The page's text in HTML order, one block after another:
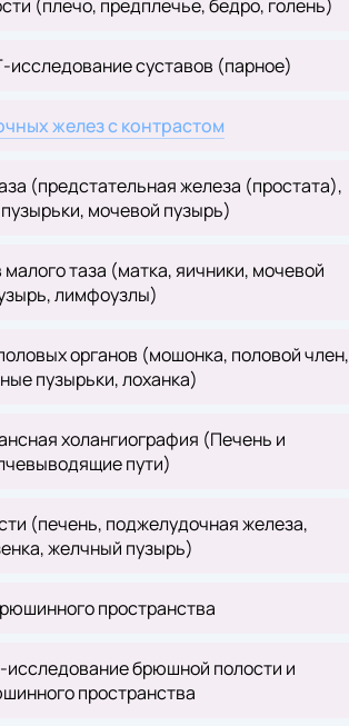
(плечо, предплечье, бедро, голень)
суставов (парное)
желез с контрастом
(предстательная железа (простата),
мочевой пузырь)
таза (матка, яичники, мочевой
лимфоузлы)
органов (мошонка, половой член,
пузырьки, лоханка)
холангиография (Печень и
пути)
(печень, поджелудочная железа,
желчный пузырь)
пространства
брюшной полости и
пространства